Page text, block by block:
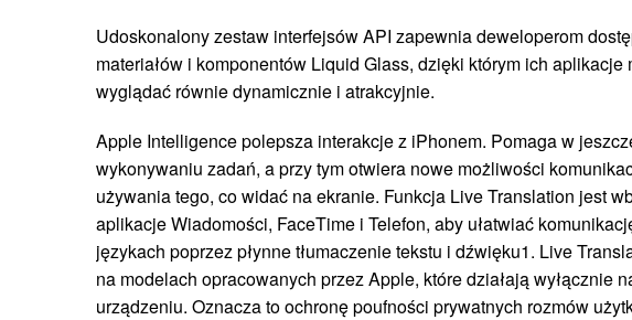
Udoskonalony zestaw interfejsów API zapewnia deweloperom
materiałów i komponentów Liquid Glass, dzięki którym ich aplikacje
wyglądać równie dynamicznie i atrakcyjnie.
Apple Intelligence polepsza interakcje z iPhonem. Pomaga w
wykonywaniu zadań, a przy tym otwiera nowe możliwości
używania tego, co widać na ekranie. Funkcja Live Translation jest
aplikacje Wiadomości, FaceTime i Telefon, aby ułatwiać
językach poprzez płynne tłumaczenie tekstu i dźwięku1. Live
na modelach opracowanych przez Apple, które działają wyłącznie
urządzeniu. Oznacza to ochronę poufności prywatnych rozmów